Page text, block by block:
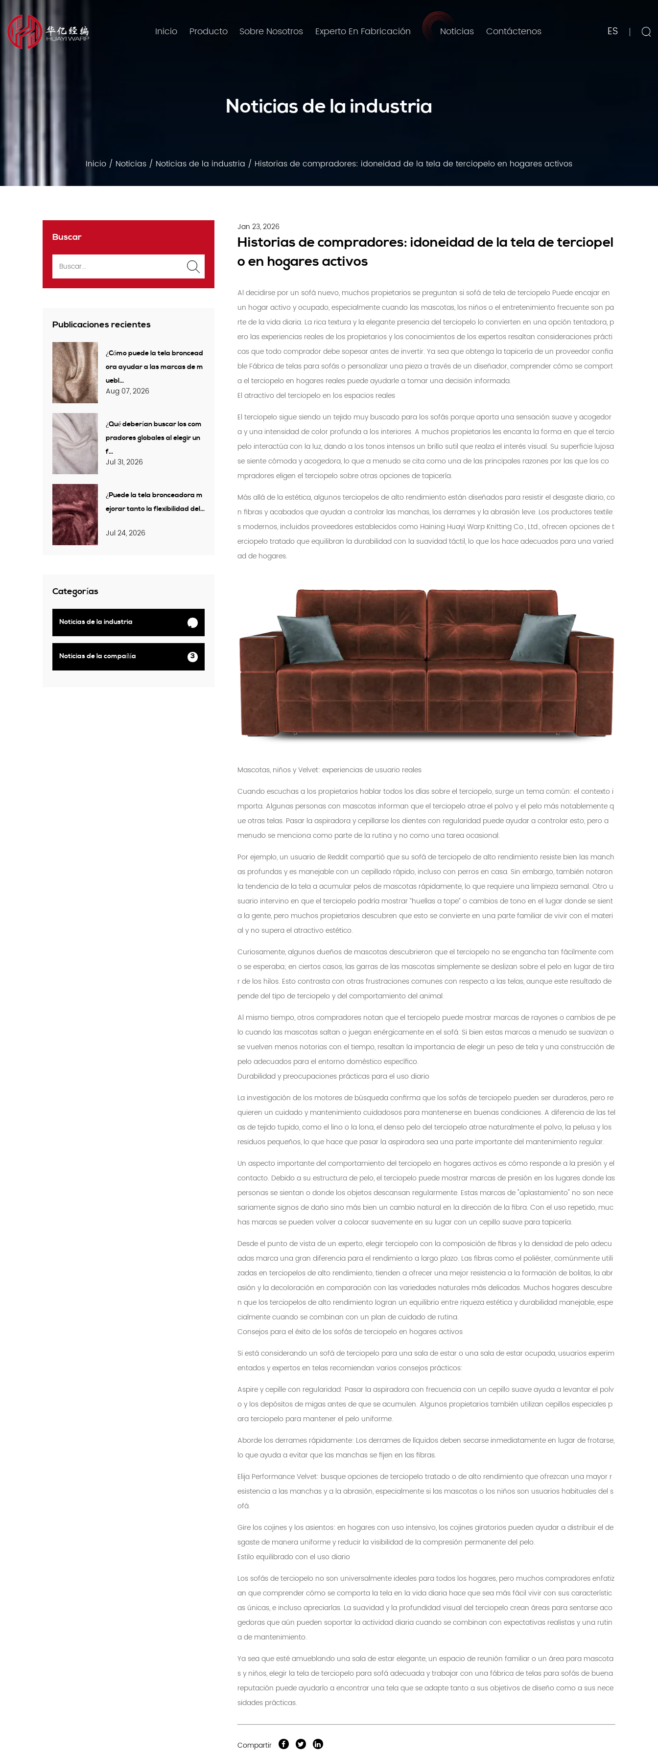
Inicio Producto Sobre Nosotros Experto En Fabricación Noticias Contáctenos ES
Noticias de la industria
Inicio / Noticias / Noticias de la industria / Historias de compradores: idoneidad de la tela de terciopelo en hogares activos
Buscar
Publicaciones recientes
¿Cómo puede la tela broncead
ora ayudar a las marcas de m
uebl...
Aug 07, 2026
¿Qué deberían buscar los com
pradores globales al elegir un
f...
Jul 31, 2026
¿Puede la tela bronceadora m
ejorar tanto la flexibilidad del...
Jul 24, 2026
Categorías
Noticias de la industria
4
Noticias de la compañía 3
Jan 23, 2026
Historias de compradores: idoneidad de la tela de terciopel
o en hogares activos
Al decidirse por un sofá nuevo, muchos propietarios se preguntan si sofá de tela de terciopelo Puede encajar en
un hogar activo y ocupado, especialmente cuando las mascotas, los niños o el entretenimiento frecuente son pa
rte de la vida diaria. La rica textura y la elegante presencia del terciopelo lo convierten en una opción tentadora, p
ero las experiencias reales de los propietarios y los conocimientos de los expertos resaltan consideraciones prácti
cas que todo comprador debe sopesar antes de invertir. Ya sea que obtenga la tapicería de un proveedor confia
ble Fábrica de telas para sofáso personalizar una pieza a través de un diseñador, comprender cómo se comport
a el terciopelo en hogares reales puede ayudarle a tomar una decisión informada.
El atractivo del terciopelo en los espacios reales
El terciopelo sigue siendo un tejido muy buscado para los sofás porque aporta una sensación suave y acogedor
a y una intensidad de color profunda a los interiores. A muchos propietarios les encanta la forma en que el tercio
pelo interactúa con la luz, dando a los tonos intensos un brillo sutil que realza el interés visual. Su superficie lujosa
se siente cómoda y acogedora, lo que a menudo se cita como una de las principales razones por las que los co
mpradores eligen el terciopelo sobre otras opciones de tapicería.
Más allá de la estética, algunos terciopelos de alto rendimiento están diseñados para resistir el desgaste diario, co
n fibras y acabados que ayudan a controlar las manchas, los derrames y la abrasión leve. Los productores textile
s modernos, incluidos proveedores establecidos como Haining Huayi Warp Knitting Co., Ltd., ofrecen opciones de t
erciopelo tratado que equilibran la durabilidad con la suavidad táctil, lo que los hace adecuados para una varied
ad de hogares.
Mascotas, niños y Velvet: experiencias de usuario reales
Cuando escuchas a los propietarios hablar todos los días sobre el terciopelo, surge un tema común: el contexto i
mporta. Algunas personas con mascotas informan que el terciopelo atrae el polvo y el pelo más notablemente q
ue otras telas. Pasar la aspiradora y cepillarse los dientes con regularidad puede ayudar a controlar esto, pero a
menudo se menciona como parte de la rutina y no como una tarea ocasional.
Por ejemplo, un usuario de Reddit compartió que su sofá de terciopelo de alto rendimiento resiste bien las manch
as profundas y es manejable con un cepillado rápido, incluso con perros en casa. Sin embargo, también notaron
la tendencia de la tela a acumular pelos de mascotas rápidamente, lo que requiere una limpieza semanal. Otro u
suario intervino en que el terciopelo podría mostrar “huellas a tope” o cambios de tono en el lugar donde se sient
a la gente, pero muchos propietarios descubren que esto se convierte en una parte familiar de vivir con el materi
al y no supera el atractivo estético.
Curiosamente, algunos dueños de mascotas descubrieron que el terciopelo no se engancha tan fácilmente com
o se esperaba; en ciertos casos, las garras de las mascotas simplemente se deslizan sobre el pelo en lugar de tira
r de los hilos. Esto contrasta con otras frustraciones comunes con respecto a las telas, aunque este resultado de
pende del tipo de terciopelo y del comportamiento del animal.
Al mismo tiempo, otros compradores notan que el terciopelo puede mostrar marcas de rayones o cambios de pe
lo cuando las mascotas saltan o juegan enérgicamente en el sofá. Si bien estas marcas a menudo se suavizan o
se vuelven menos notorias con el tiempo, resaltan la importancia de elegir un peso de tela y una construcción de
pelo adecuados para el entorno doméstico específico.
Durabilidad y preocupaciones prácticas para el uso diario
La investigación de los motores de búsqueda confirma que los sofás de terciopelo pueden ser duraderos, pero re
quieren un cuidado y mantenimiento cuidadosos para mantenerse en buenas condiciones. A diferencia de las tel
as de tejido tupido, como el lino o la lona, ​​el denso pelo del terciopelo atrae naturalmente el polvo, la pelusa y los
residuos pequeños, lo que hace que pasar la aspiradora sea una parte importante del mantenimiento regular.
Un aspecto importante del comportamiento del terciopelo en hogares activos es cómo responde a la presión y el
contacto. Debido a su estructura de pelo, el terciopelo puede mostrar marcas de presión en los lugares donde las
personas se sientan o donde los objetos descansan regularmente. Estas marcas de "aplastamiento" no son nece
sariamente signos de daño sino más bien un cambio natural en la dirección de la fibra. Con el uso repetido, muc
has marcas se pueden volver a colocar suavemente en su lugar con un cepillo suave para tapicería.
Desde el punto de vista de un experto, elegir terciopelo con la composición de fibras y la densidad de pelo adecu
adas marca una gran diferencia para el rendimiento a largo plazo. Las fibras como el poliéster, comúnmente utili
zadas en terciopelos de alto rendimiento, tienden a ofrecer una mejor resistencia a la formación de bolitas, la abr
asión y la decoloración en comparación con las variedades naturales más delicadas. Muchos hogares descubre
n que los terciopelos de alto rendimiento logran un equilibrio entre riqueza estética y durabilidad manejable, espe
cialmente cuando se combinan con un plan de cuidado de rutina.
Consejos para el éxito de los sofás de terciopelo en hogares activos
Si está considerando un sofá de terciopelo para una sala de estar o una sala de estar ocupada, usuarios experim
entados y expertos en telas recomiendan varios consejos prácticos:
Aspire y cepille con regularidad: Pasar la aspiradora con frecuencia con un cepillo suave ayuda a levantar el polv
o y los depósitos de migas antes de que se acumulen. Algunos propietarios también utilizan cepillos especiales p
ara terciopelo para mantener el pelo uniforme.
Aborde los derrames rápidamente: Los derrames de líquidos deben secarse inmediatamente en lugar de frotarse,
lo que ayuda a evitar que las manchas se fijen en las fibras.
Elija Performance Velvet: busque opciones de terciopelo tratado o de alto rendimiento que ofrezcan una mayor r
esistencia a las manchas y a la abrasión, especialmente si las mascotas o los niños son usuarios habituales del s
ofá.
Gire los cojines y los asientos: en hogares con uso intensivo, los cojines giratorios pueden ayudar a distribuir el de
sgaste de manera uniforme y reducir la visibilidad de la compresión permanente del pelo.
Estilo equilibrado con el uso diario
Los sofás de terciopelo no son universalmente ideales para todos los hogares, pero muchos compradores enfatiz
an que comprender cómo se comporta la tela en la vida diaria hace que sea más fácil vivir con sus característic
as únicas, e incluso apreciarlas. La suavidad y la profundidad visual del terciopelo crean áreas para sentarse aco
gedoras que aún pueden soportar la actividad diaria cuando se combinan con expectativas realistas y una rutin
a de mantenimiento.
Ya sea que esté amueblando una sala de estar elegante, un espacio de reunión familiar o un área para mascota
s y niños, elegir la tela de terciopelo para sofá adecuada y trabajar con una fábrica de telas para sofás de buena
reputación puede ayudarlo a encontrar una tela que se adapte tanto a sus objetivos de diseño como a sus nece
sidades prácticas.
Compartir